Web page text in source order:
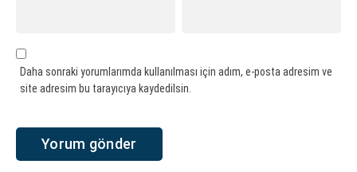
Daha sonraki yorumlarımda kullanılması için adım, e-posta adresim ve
site adresim bu tarayıcıya kaydedilsin.